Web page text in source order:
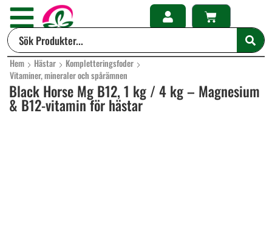
Hem Hästar
Kompletteringsfoder
Vitaminer, mineraler och spårämnen
Black Horse Mg B12, 1 kg / 4 kg – Magnesium
& B12-vitamin för hästar